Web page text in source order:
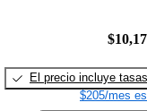
El precio incluye tasas
$205/mes